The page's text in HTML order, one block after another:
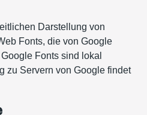
Darstellung von
Fonts, die von Google
Fonts sind lokal
zu Servern von Google findet